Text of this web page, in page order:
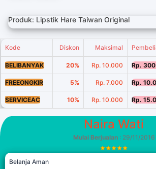
Produk: Lipstik Hare Taiwan Original
Kode Diskon Maksimal
BELIBANYAK 20% Rp. 10.000 Rp.
FREEONGKIR 5% Rp. 7.000 Rp.
SERVICEAC 10% Rp. 10.000 Rp.
Naira Wati
Mulai Berjualan: 29/11/2016
Belanja Aman